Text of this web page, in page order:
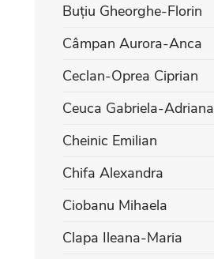
Buțiu Gheorghe-Florin
Câmpan Aurora-Anca
Ceclan-Oprea Ciprian
Ceuca Gabriela-Adriana
Cheinic Emilian
Chifa Alexandra
Ciobanu Mihaela
Clapa Ileana-Maria